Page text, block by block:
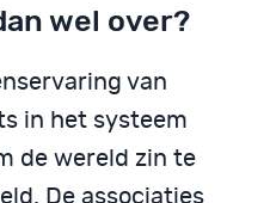
wel over?
van
in het systeem
de wereld zin te
De associaties